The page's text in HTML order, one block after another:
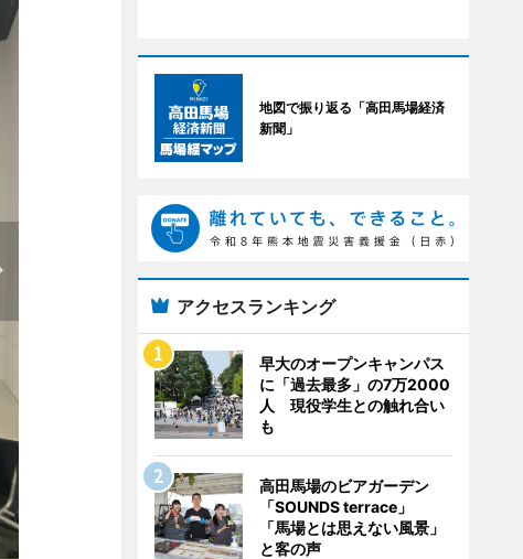
地図で振り返る「高田馬場経済
新聞」
アクセスランキング
早大のオープンキャンパス
に「過去最多」の7万2000
人 現役学生との触れ合い
も
高田馬場のビアガーデン
「SOUNDS terrace」
「馬場とは思えない風景」
と客の声